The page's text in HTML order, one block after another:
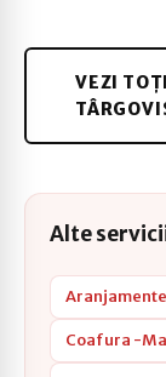
VEZI
Alte
Coafura -